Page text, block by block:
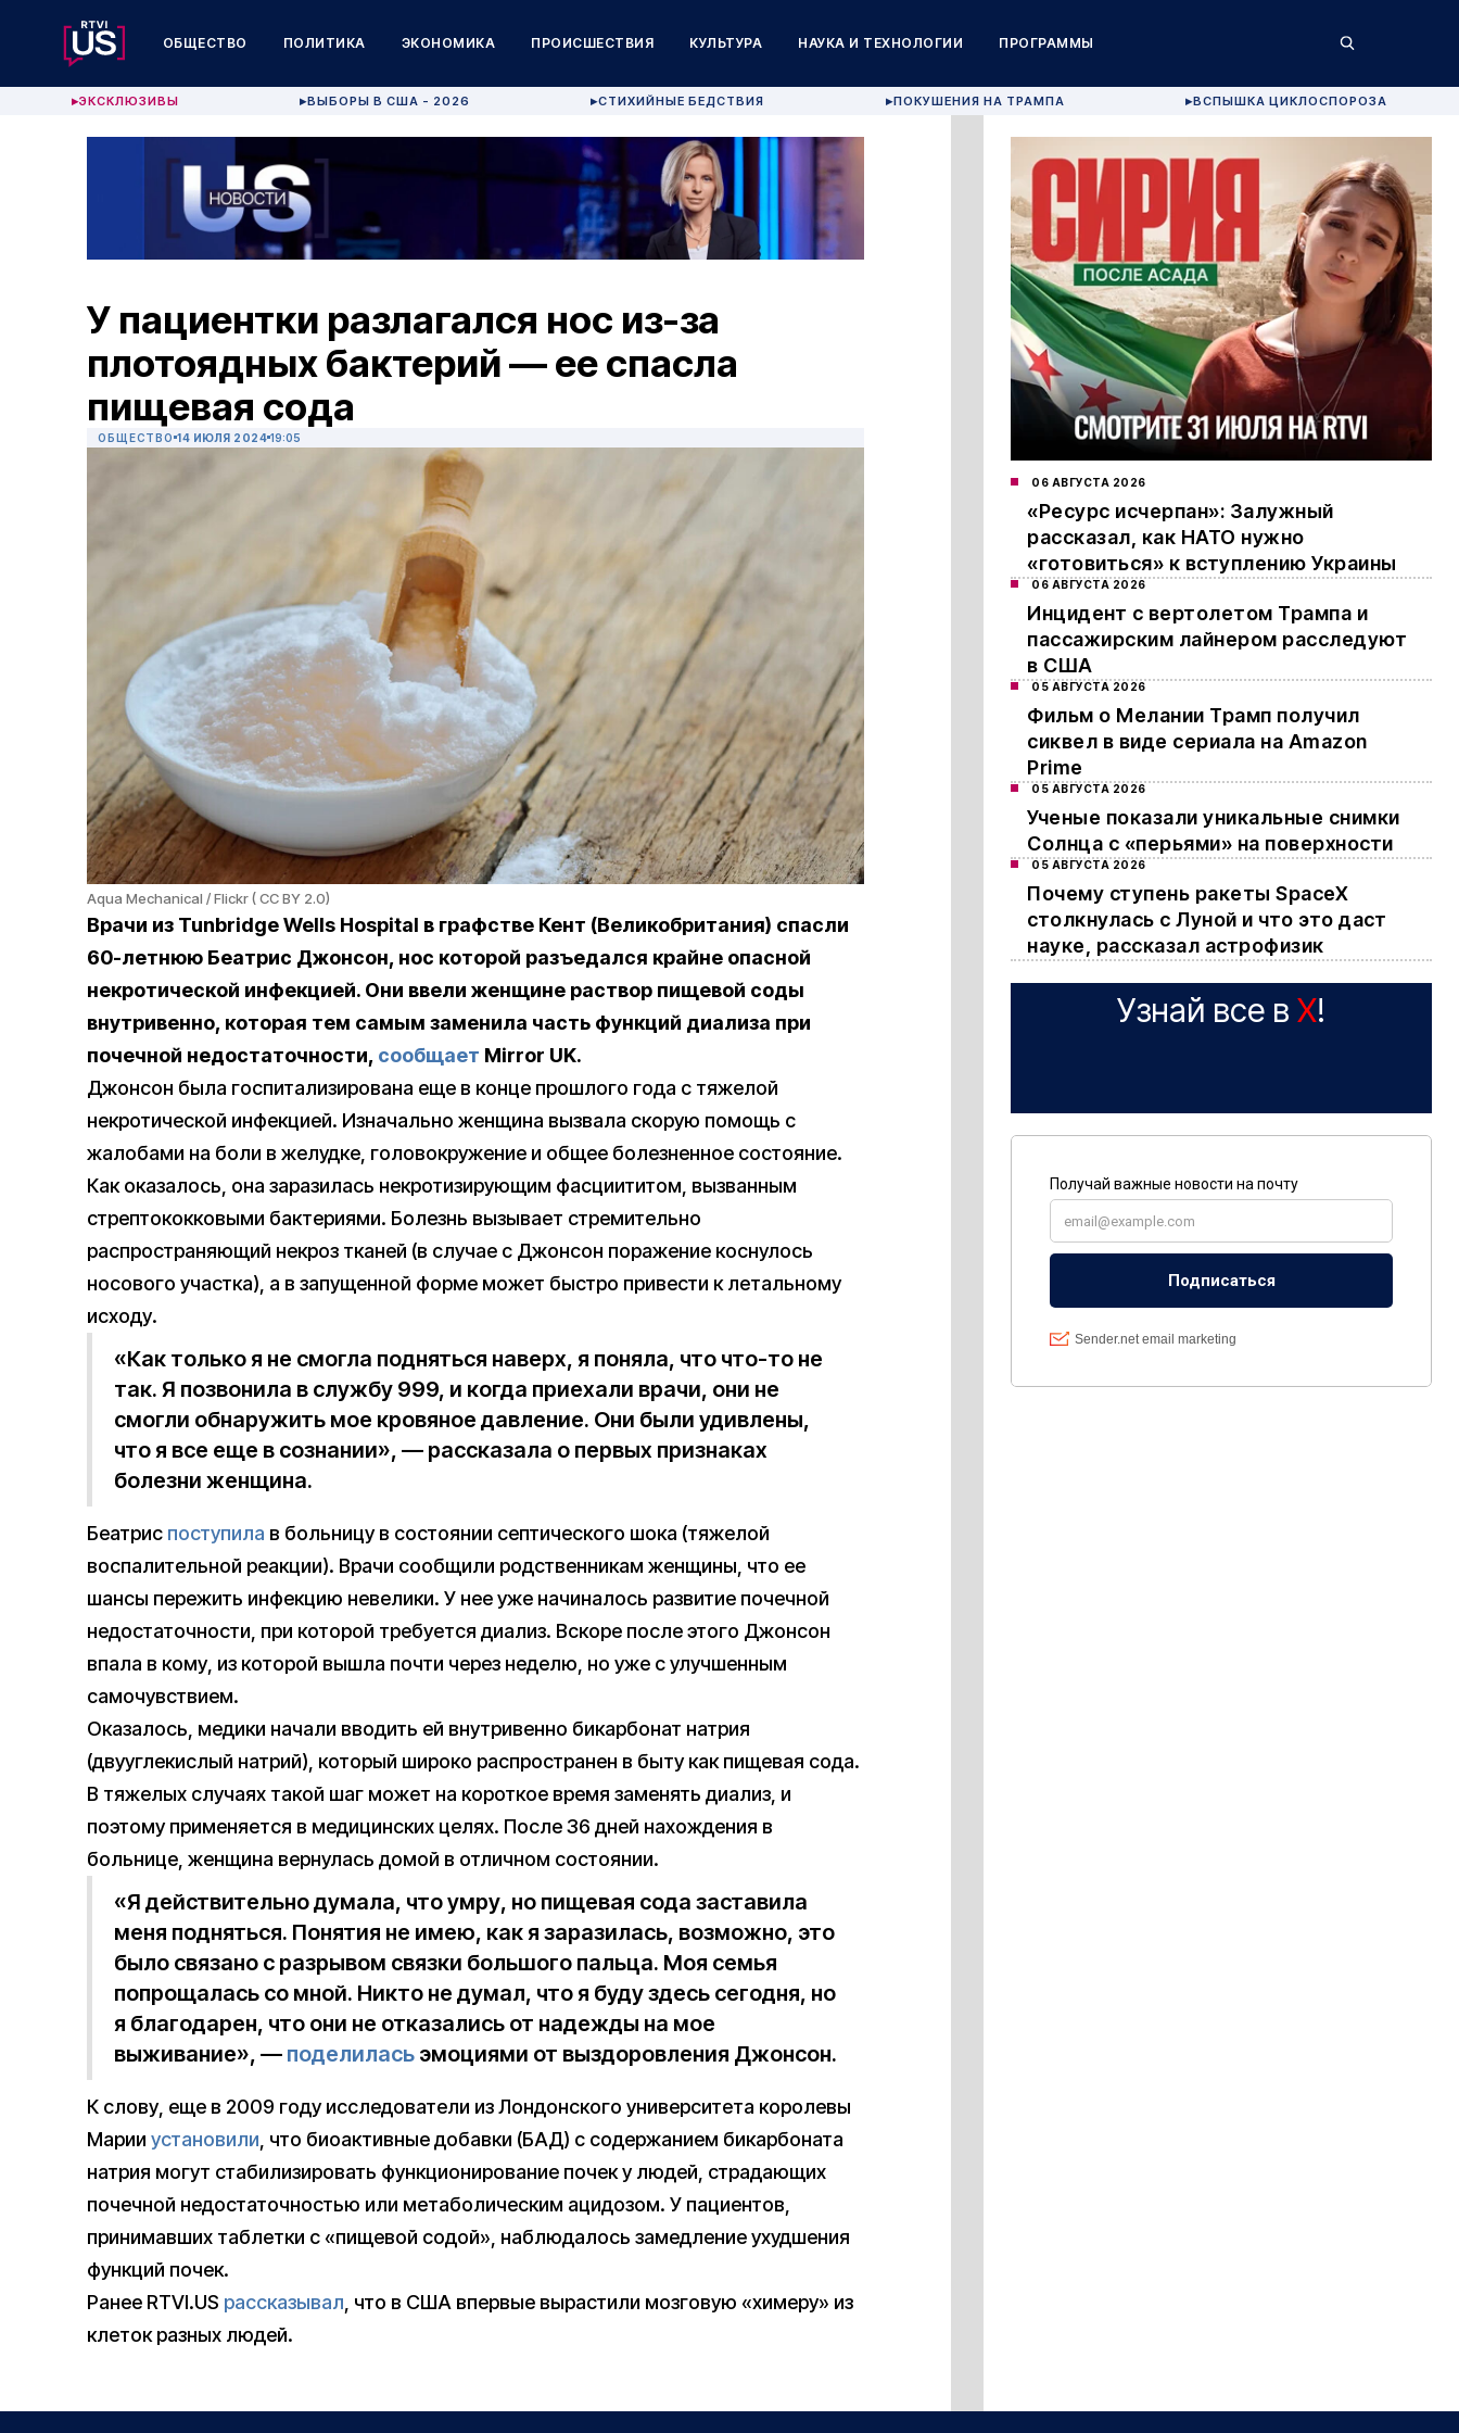
ОБЩЕСТВО ПОЛИТИКА ЭКОНОМИКА ПРОИСШЕСТВИЯ КУЛЬТУРА НАУКА И ТЕХНОЛОГИИ ПРОГРАММЫ
▶ЭКСКЛЮЗИВЫ ▶ВЫБОРЫ В США - 2026 ▶СТИХИЙНЫЕ БЕДСТВИЯ ▶ПОКУШЕНИЯ НА ТРАМПА ▶ВСПЫШКА ЦИКЛОСПОРОЗА
У пациентки разлагался нос из-за
плотоядных бактерий — ее спасла
пищевая сода
ОБЩЕСТВО 14 ИЮЛЯ 2024 19:05
Aqua Mechanical / Flickr ( CC BY 2.0)
Врачи из Tunbridge Wells Hospital в графстве Кент (Великобритания) спасли
60-летнюю Беатрис Джонсон, нос которой разъедался крайне опасной
некротической инфекцией. Они ввели женщине раствор пищевой соды
внутривенно, которая тем самым заменила часть функций диализа при
почечной недостаточности, сообщает Mirror UK.
Джонсон была госпитализирована еще в конце прошлого года с тяжелой
некротической инфекцией. Изначально женщина вызвала скорую помощь с
жалобами на боли в желудке, головокружение и общее болезненное состояние.
Как оказалось, она заразилась некротизирующим фасциититом, вызванным
стрептококковыми бактериями. Болезнь вызывает стремительно
распространяющий некроз тканей (в случае с Джонсон поражение коснулось
носового участка), а в запущенной форме может быстро привести к летальному
исходу.
«Как только я не смогла подняться наверх, я поняла, что что-то не
так. Я позвонила в службу 999, и когда приехали врачи, они не
смогли обнаружить мое кровяное давление. Они были удивлены,
что я все еще в сознании», — рассказала о первых признаках
болезни женщина.
Беатрис поступила в больницу в состоянии септического шока (тяжелой
воспалительной реакции). Врачи сообщили родственникам женщины, что ее
шансы пережить инфекцию невелики. У нее уже начиналось развитие почечной
недостаточности, при которой требуется диализ. Вскоре после этого Джонсон
впала в кому, из которой вышла почти через неделю, но уже с улучшенным
самочувствием.
Оказалось, медики начали вводить ей внутривенно бикарбонат натрия
(двууглекислый натрий), который широко распространен в быту как пищевая сода.
В тяжелых случаях такой шаг может на короткое время заменять диализ, и
поэтому применяется в медицинских целях. После 36 дней нахождения в
больнице, женщина вернулась домой в отличном состоянии.
«Я действительно думала, что умру, но пищевая сода заставила
меня подняться. Понятия не имею, как я заразилась, возможно, это
было связано с разрывом связки большого пальца. Моя семья
попрощалась со мной. Никто не думал, что я буду здесь сегодня, но
я благодарен, что они не отказались от надежды на мое
выживание», — поделилась эмоциями от выздоровления Джонсон.
К слову, еще в 2009 году исследователи из Лондонского университета королевы
Марии установили, что биоактивные добавки (БАД) с содержанием бикарбоната
натрия могут стабилизировать функционирование почек у людей, страдающих
почечной недостаточностью или метаболическим ацидозом. У пациентов,
принимавших таблетки с «пищевой содой», наблюдалось замедление ухудшения
функций почек.
Ранее RTVI.US рассказывал, что в США впервые вырастили мозговую «химеру» из
клеток разных людей.
06 АВГУСТА 2026
«Ресурс исчерпан»: Залужный
рассказал, как НАТО нужно
«готовиться» к вступлению Украины
06 АВГУСТА 2026
Инцидент с вертолетом Трампа и
пассажирским лайнером расследуют
в США
05 АВГУСТА 2026
Фильм о Мелании Трамп получил
сиквел в виде сериала на Amazon
Prime
05 АВГУСТА 2026
Ученые показали уникальные снимки
Солнца с «перьями» на поверхности
05 АВГУСТА 2026
Почему ступень ракеты SpaceX
столкнулась с Луной и что это даст
науке, рассказал астрофизик
Узнай все в X!